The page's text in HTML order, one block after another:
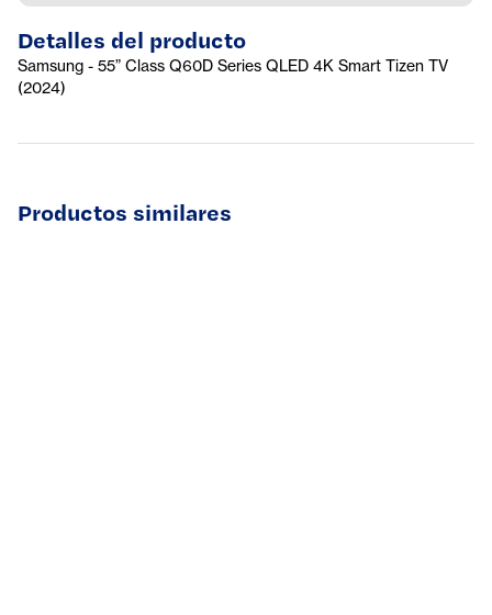
Detalles del producto
Samsung - 55” Class Q60D Series QLED 4K Smart Tizen TV
(2024)
Productos similares